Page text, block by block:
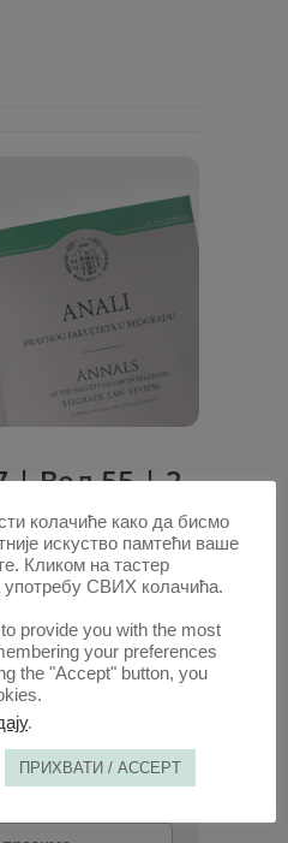
| Вол 55 | 2
овој свесци
регистар усвојења у
Србије
/
колачиће како да бисмо
искуство памтећи ваше
Кликом на тастер
употребу СВИХ колачића.
provide you with the most
your preferences
the "Accept" button, you
.
ПРИХВАТИ / ACCEPT